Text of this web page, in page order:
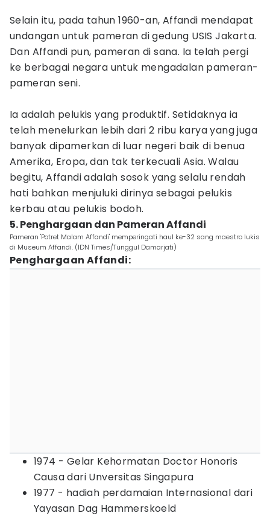
Selain itu, pada tahun 1960-an, Affandi mendapat
undangan untuk pameran di gedung USIS Jakarta.
Dan Affandi pun, pameran di sana. Ia telah pergi
ke berbagai negara untuk mengadalan pameran-
pameran seni.
Ia adalah pelukis yang produktif. Setidaknya ia
telah menelurkan lebih dari 2 ribu karya yang juga
banyak dipamerkan di luar negeri baik di benua
Amerika, Eropa, dan tak terkecuali Asia. Walau
begitu, Affandi adalah sosok yang selalu rendah
hati bahkan menjuluki dirinya sebagai pelukis
kerbau atau pelukis bodoh.
5. Penghargaan dan Pameran Affandi
Pameran 'Potret Malam Affandi' memperingati haul ke-32 sang maestro lukis
di Museum Affandi. (IDN Times/Tunggul Damarjati)
Penghargaan Affandi:
1974 - Gelar Kehormatan Doctor Honoris
Causa dari Unversitas Singapura
1977 - hadiah perdamaian Internasional dari
Yayasan Dag Hammerskoeld